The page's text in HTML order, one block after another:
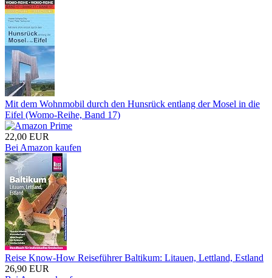
Mit dem Wohnmobil durch den Hunsrück entlang der Mosel in die
Eifel (Womo-Reihe, Band 17)
22,00 EUR
Bei Amazon kaufen
Reise Know-How Reiseführer Baltikum: Litauen, Lettland, Estland
26,90 EUR